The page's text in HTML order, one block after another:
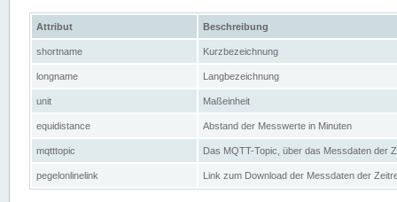
Attribut Beschreibung
shortname Kurzbezeichnung
longname Langbezeichnung
unit Maßeinheit
equidistance Abstand der Messwerte in Minuten
mqtttopic Das MQTT-Topic, über das Messdaten der
pegelonlinelink Link zum Download der Messdaten der